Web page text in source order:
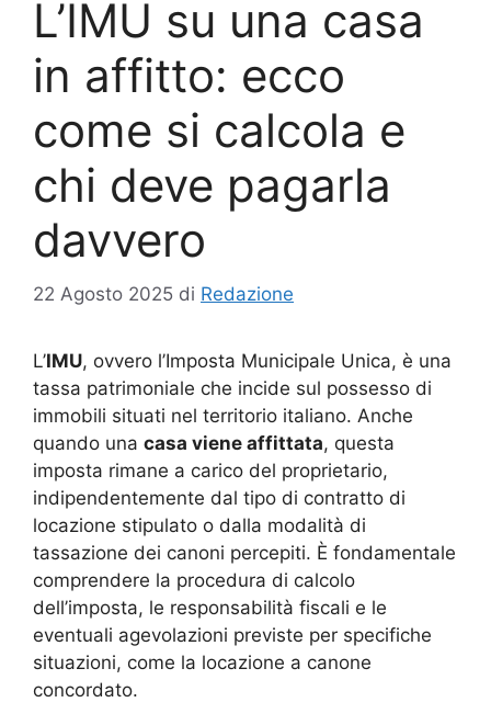
L’IMU su una casa
in affitto: ecco
come si calcola e
chi deve pagarla
davvero
22 Agosto 2025 di Redazione
L’IMU, ovvero l’Imposta Municipale Unica, è una
tassa patrimoniale che incide sul possesso di
immobili situati nel territorio italiano. Anche
quando una casa viene affittata, questa
imposta rimane a carico del proprietario,
indipendentemente dal tipo di contratto di
locazione stipulato o dalla modalità di
tassazione dei canoni percepiti. È fondamentale
comprendere la procedura di calcolo
dell’imposta, le responsabilità fiscali e le
eventuali agevolazioni previste per specifiche
situazioni, come la locazione a canone
concordato.